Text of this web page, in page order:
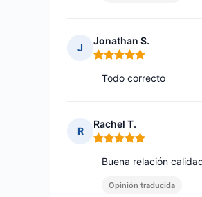
J
Jonathan S.
Nota: 5 de 5
Todo correcto
R
Rachel T.
Nota: 5 de 5
Buena relación
Opinión traducida